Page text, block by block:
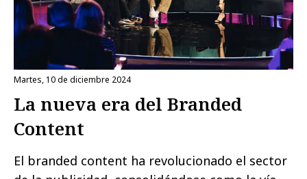
martes, 10 de diciembre 2024
La nueva era del Branded
Content
El branded content ha revolucionado el sector